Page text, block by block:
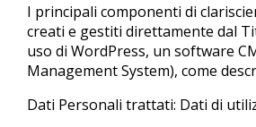
I principali componenti di
creati e gestiti direttamente dal
uso di WordPress, un software
Management System), come
Dati Personali trattati: Dati di